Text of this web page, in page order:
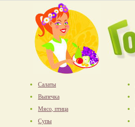
Салаты
Выпечка
Мясо, птица
Супы